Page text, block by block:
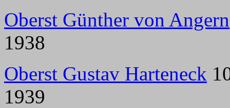
Oberst Günther von Angern
1938
Oberst Gustav Harteneck
1939